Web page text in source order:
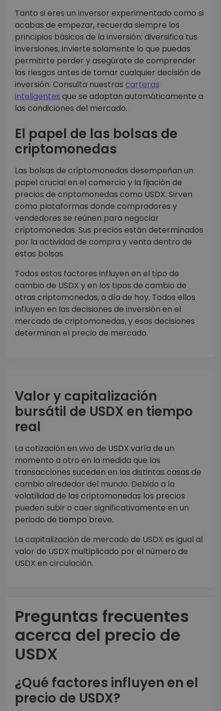
Tanto si eres un inversor experimentado como si
acabas de empezar, recuerda siempre los
principios básicos de la inversión: diversifica tus
inversiones, invierte solamente lo que puedas
permitirte perder y asegúrate de comprender
los riesgos antes de tomar cualquier decisión de
inversión. Consulta nuestras carteras
inteligentes que se adaptan automáticamente a
las condiciones del mercado.
El papel de las bolsas de
criptomonedas
Las bolsas de criptomonedas desempeñan un
papel crucial en el comercio y la fijación de
precios de criptomonedas como USDX. Sirven
como plataformas donde compradores y
vendedores se reúnen para negociar
criptomonedas. Sus precios están determinados
por la actividad de compra y venta dentro de
estas bolsas.
Todos estos factores influyen en el tipo de
cambio de USDX y en los tipos de cambio de
otras criptomonedas, a día de hoy. Todos ellos
influyen en las decisiones de inversión en el
mercado de criptomonedas, y esas decisiones
determinan el precio de mercado.
Valor y capitalización
bursátil de USDX en tiempo
real
La cotización en vivo de USDX varía de un
momento a otro en la medida que las
transacciones suceden en las distintas casas de
cambio alrededor del mundo. Debido a la
volatilidad de las criptomonedas los precios
pueden subir o caer significativamente en un
periodo de tiempo breve.
La capitalización de mercado de USDX es igual al
valor de USDX multiplicado por el número de
USDX en circulación.
Preguntas frecuentes
acerca del precio de
USDX
¿Qué factores influyen en el
precio de USDX?